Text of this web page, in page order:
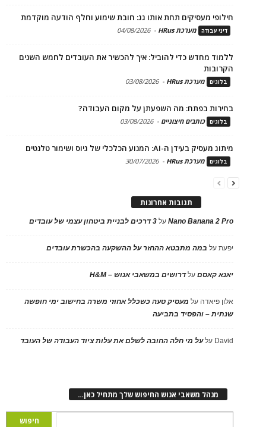
חילופי מעסיקים תחת אותו גג: חובת שימוע וחלף הודעה מוקדמת
דיני עבודה מערכת HRus -
04/08/2026
ללמוד מחדש כדי להוביל: איך להכשיר את העובדים לחמש השנים
הקרובות
בלוגים מערכת HRus -
03/08/2026
בחירות בפתח: מה השפעתן על מקום העבודה?
בלוגים כותבים חיצוניים -
03/08/2026
מיתוג מעסיק בעידן ה-AI: המנוע הכלכלי של גיוס ושימור טלנטים
בלוגים מערכת HRus -
30/07/2026
תגובות אחרונות
Nano Banana 2 Proעל 3 דרכים לבניית ביטחון עצמי של עובדים
יפעתעל במה מתבטא ההחזר על ההשקעה בהכשרת עובדים
יאנא קאסםעלדרושים במשאבי אנוש – H&M
אלון פיאדה על מעסיק טעה כשכלל אחוזי משרה בחישוב ימי חופשה
שנתית – והפסיד בתביעה
David עלעל מי חלה החובה לשלם את עלות ציוד העבודה של העובד
מנהל משאבי אנוש החיפוש שלך מתחיל כאן…